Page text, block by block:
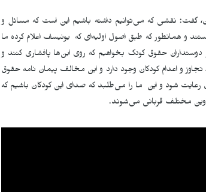
گفت: نقشی که می‌توانیم داشته باشیم این است که مسائل و
و همانطور که طبق اصول اولیه‌ای که یونیسف اعلام کرده ما
دوستداران حقوق کودک بخواهیم که روی این‌ها پافشاری کنند و
و اعدام کودکان وجود دارد و این مخالف پیمان نامه حقوق
رعایت شود و این ما را می‌طلبد که صدای این کودکان باشیم که
مختلف قربانی می‌شوند.